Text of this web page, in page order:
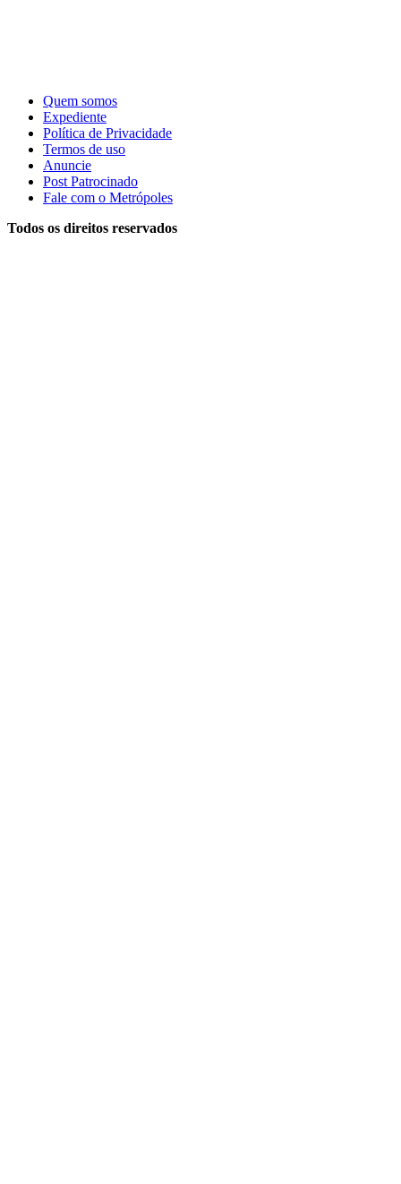
Quem somos
Expediente
Política de Privacidade
Termos de uso
Anuncie
Post Patrocinado
Fale com o Metrópoles
Todos os direitos reservados